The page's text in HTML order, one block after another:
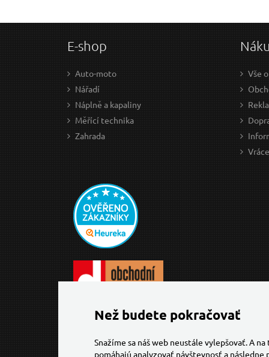
E-shop
Auto-moto
Nářadí
Náplně a kapaliny
Měřící technika
Zahrada
Vše
Než budete pokračovať
Snažíme sa náš web neustále vylepšovať. A
pomáhajú analyzovať návštevnosť a